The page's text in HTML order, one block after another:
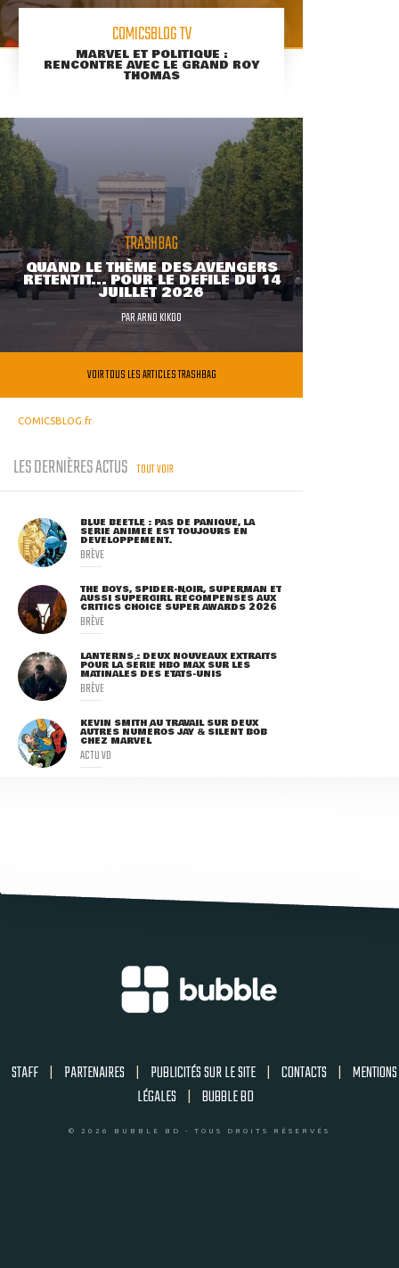
COMICSBLOG TV
MARVEL ET POLITIQUE :
RENCONTRE AVEC LE GRAND ROY
THOMAS
TRASHBAG
QUAND LE THÈME DES AVENGERS
RETENTIT... POUR LE DÉFILÉ DU 14
JUILLET 2026
PARARNO KIKOO
VOIR TOUS LES ARTICLES TRASHBAG
COMICSBLOG.fr
LES DERNIÈRES ACTUS TOUT VOIR
BLUE BEETLE : PAS DE PANIQUE, LA
SÉRIE ANIMÉE EST TOUJOURS EN
DÉVELOPPEMENT.
BRÈVE
THE BOYS, SPIDER-NOIR, SUPERMAN ET
AUSSI SUPERGIRL RÉCOMPENSÉS AUX
CRITICS CHOICE SUPER AWARDS 2026
BRÈVE
LANTERNS : DEUX NOUVEAUX EXTRAITS
POUR LA SÉRIE HBO MAX SUR LES
MATINALES DES ETATS-UNIS
BRÈVE
KEVIN SMITH AU TRAVAIL SUR DEUX
AUTRES NUMÉROS JAY & SILENT BOB
CHEZ MARVEL
ACTU VO
STAFF | PARTENAIRES | PUBLICITÉS SUR LE SITE | CONTACTS | MENTIONS
LÉGALES | BUBBLE BD
© 2026 BUBBLE BD - TOUS DROITS RÉSERVÉS